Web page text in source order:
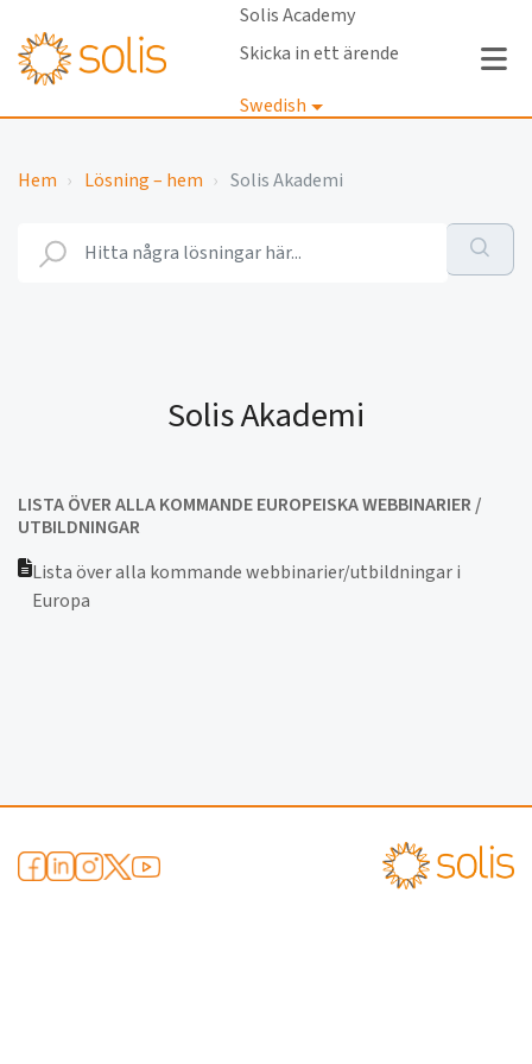
Solis Academy
Skicka in ett ärende
Swedish
Logga in
Hem Lösning – hem Solis Akademi
Solis Akademi
LISTA ÖVER ALLA KOMMANDE EUROPEISKA WEBBINARIER /
UTBILDNINGAR
Lista över alla kommande webbinarier/utbildningar i
Europa